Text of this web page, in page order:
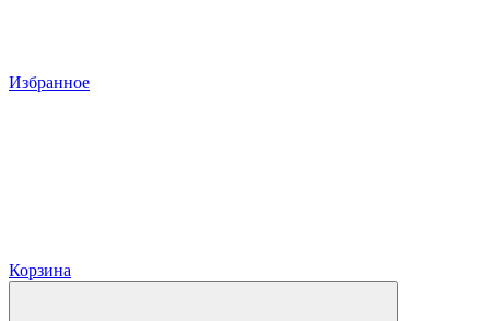
Избранное
Корзина